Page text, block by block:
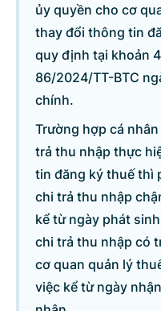
ủy quyền cho cơ
thay đổi thông tin
quy định tại khoản
86/2024/TT-BTC
chính.
Trường hợp cá
trả thu nhập thực
tin đăng ký thuế thì
chi trả thu nhập
kể từ ngày phát
chi trả thu nhập có
cơ quan quản lý
việc kể từ ngày